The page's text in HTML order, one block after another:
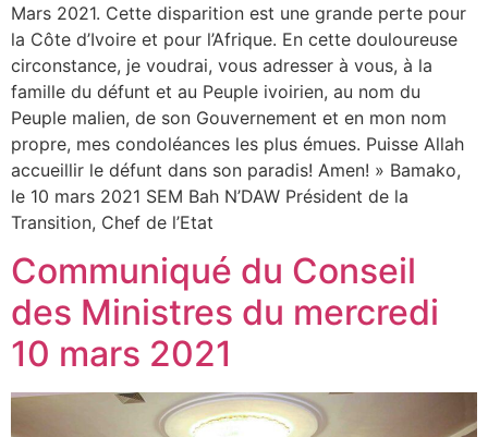
Mars 2021. Cette disparition est une grande perte pour
la Côte d’Ivoire et pour l’Afrique. En cette douloureuse
circonstance, je voudrai, vous adresser à vous, à la
famille du défunt et au Peuple ivoirien, au nom du
Peuple malien, de son Gouvernement et en mon nom
propre, mes condoléances les plus émues. Puisse Allah
accueillir le défunt dans son paradis! Amen! » Bamako,
le 10 mars 2021 SEM Bah N’DAW Président de la
Transition, Chef de l’Etat
Communiqué du Conseil
des Ministres du mercredi
10 mars 2021